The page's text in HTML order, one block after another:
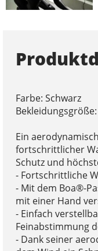
Farbe: Schwarz
Ein
fortschrittlicher
Schutz und
- Fortschrittliche
- Mit dem Boa®-
mit einer Hand
- Einfach
Feinabstimmung
- Dank seiner